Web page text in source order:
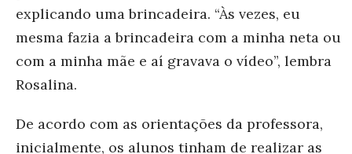
explicando uma brincadeira. “Às vezes, eu
mesma fazia a brincadeira com a minha neta ou
com a minha mãe e aí gravava o vídeo”, lembra
Rosalina.
De acordo com as orientações da professora,
inicialmente, os alunos tinham de realizar as